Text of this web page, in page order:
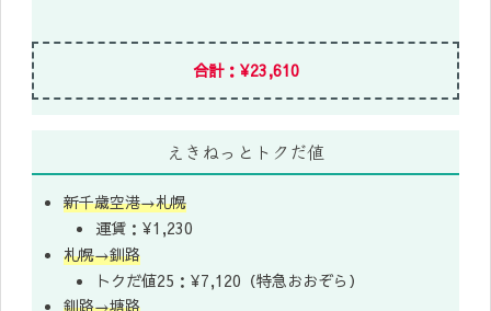
合計：¥23,610
えきねっとトクだ値
新千歳空港→札幌
運賃：¥1,230
札幌→釧路
トクだ値25：¥7,120（特急おおぞら）
釧路→塘路